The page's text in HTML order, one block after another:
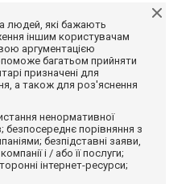
людей, які бажають
іншим користувачам
аргументацією
багатьом прийняти
призначені для
а також для роз'яснення
ненормативної
безпосереднє порівняння з
безпідставні заяви,
і / або її послуги;
інтернет-ресурси;